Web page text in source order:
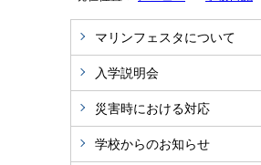
マリンフェスタについて
入学説明会
災害時における対応
学校からのお知らせ